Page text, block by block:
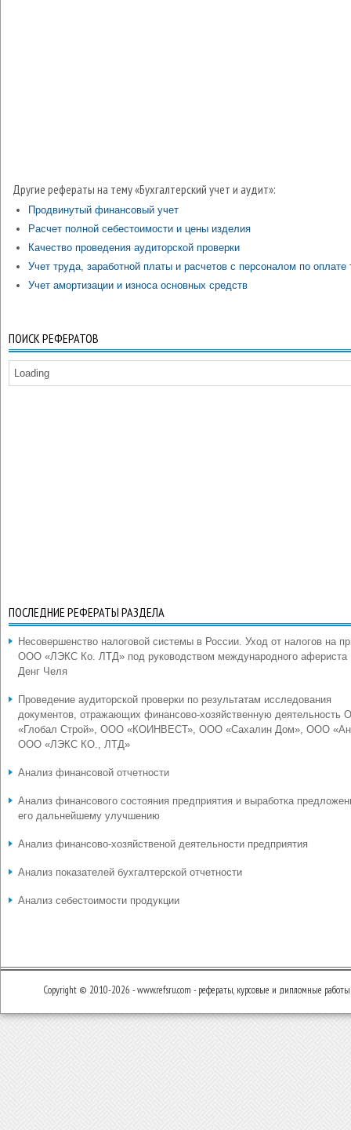
Другие рефераты на тему «Бухгалтерский учет и аудит»:
Продвинутый финансовый учет
Расчет полной себестоимости и цены изделия
Качество проведения аудиторской проверки
Учет труда, заработной платы и расчетов с персоналом по оплате
Учет амортизации и износа основных средств
ПОИСК РЕФЕРАТОВ
Loading
ПОСЛЕДНИЕ РЕФЕРАТЫ РАЗДЕЛА
Несовершенство налоговой системы в России. Уход от налогов на
ООО «ЛЭКС Ко. ЛТД» под руководством международного
Денг Челя
Проведение аудиторской проверки по результатам исследования
документов, отражающих финансово-хозяйственную деятельность
«Глобал Строй», ООО «КОИНВЕСТ», ООО «Сахалин Дом», ООО
ООО «ЛЭКС КО., ЛТД»
Анализ финансовой отчетности
Анализ финансового состояния предприятия и выработка
его дальнейшему улучшению
Анализ финансово-хозяйственой деятельности предприятия
Анализ показателей бухгалтерской отчетности
Анализ себестоимости продукции
Copyright © 2010-2026 - www.refsru.com - рефераты, курсовые и дипломные работы